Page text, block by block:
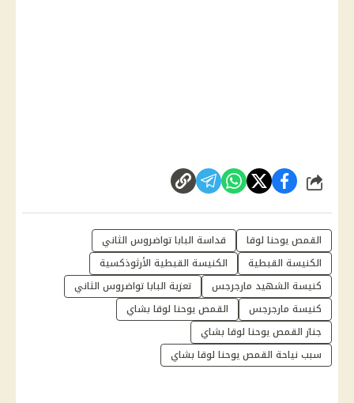
شارك
القمص يوحنا لوقا
قداسة البابا تواضروس الثاني
الكنيسة القبطية
الكنيسة القبطية الأرثوذكسية
كنيسة الشهيد مارجرجس
تعزية البابا تواضروس الثاني
كنيسة مارجرجس
القمص يوحنا لوقا بشاي
جناز القمص يوحنا لوقا بشاي
سبب نياحة القمص يوحنا لوقا بشاي